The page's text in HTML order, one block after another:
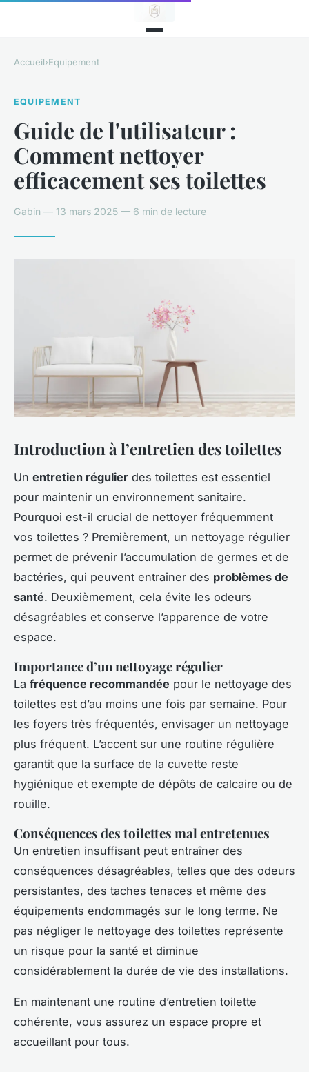
Accueil›Equipement
EQUIPEMENT
Guide de l'utilisateur :
Comment nettoyer
efficacement ses toilettes
Gabin — 13 mars 2025 — 6 min de lecture
Introduction à l’entretien des toilettes
Un entretien régulier des toilettes est essentiel
pour maintenir un environnement sanitaire.
Pourquoi est-il crucial de nettoyer fréquemment
vos toilettes ? Premièrement, un nettoyage régulier
permet de prévenir l’accumulation de germes et de
bactéries, qui peuvent entraîner des problèmes de
santé. Deuxièmement, cela évite les odeurs
désagréables et conserve l’apparence de votre
espace.
Importance d’un nettoyage régulier
La fréquence recommandée pour le nettoyage des
toilettes est d’au moins une fois par semaine. Pour
les foyers très fréquentés, envisager un nettoyage
plus fréquent. L’accent sur une routine régulière
garantit que la surface de la cuvette reste
hygiénique et exempte de dépôts de calcaire ou de
rouille.
Conséquences des toilettes mal entretenues
Un entretien insuffisant peut entraîner des
conséquences désagréables, telles que des odeurs
persistantes, des taches tenaces et même des
équipements endommagés sur le long terme. Ne
pas négliger le nettoyage des toilettes représente
un risque pour la santé et diminue
considérablement la durée de vie des installations.
En maintenant une routine d’entretien toilette
cohérente, vous assurez un espace propre et
accueillant pour tous.